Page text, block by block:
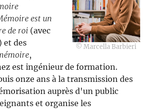
© Marcella Barbieri
est un
de roi (avec
et des
,
est ingénieur de formation.
onze ans à la transmission des
auprès d'un public
et organise les